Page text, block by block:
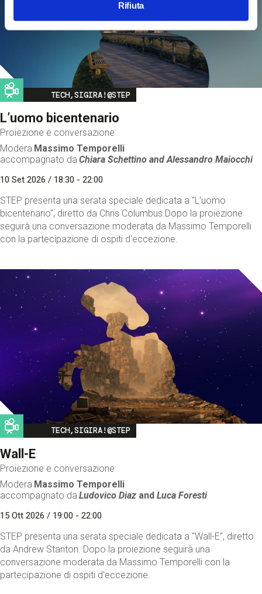
Rifiuta
Image
TECH,SIGIRA!@STEP
L’uomo bicentenario
Proiezione e conversazione
Modera Massimo Temporelli
accompagnato da Chiara Schettino andAlessandro Maiocchi
10 Set 2026 / 18:30 - 22:00
STEP presenta una serata speciale dedicata a "L’uomo
bicentenario", diretto da Chris Columbus.Dopo la proiezione
seguirà una conversazione moderata da Massimo Temporelli
con la partecipazione di ospiti d'eccezione.
Image
TECH,SIGIRA!@STEP
Wall-E
Proiezione e conversazione
Modera Massimo Temporelli
accompagnato da Ludovico Diaz andLuca Foresti
15 Ott 2026 / 19:00 - 22:00
STEP presenta una serata speciale dedicata a "Wall-E", diretto
da Andrew Stanton. Dopo la proiezione seguirà una
conversazione moderata da Massimo Temporelli con la
partecipazione di ospiti d'eccezione.